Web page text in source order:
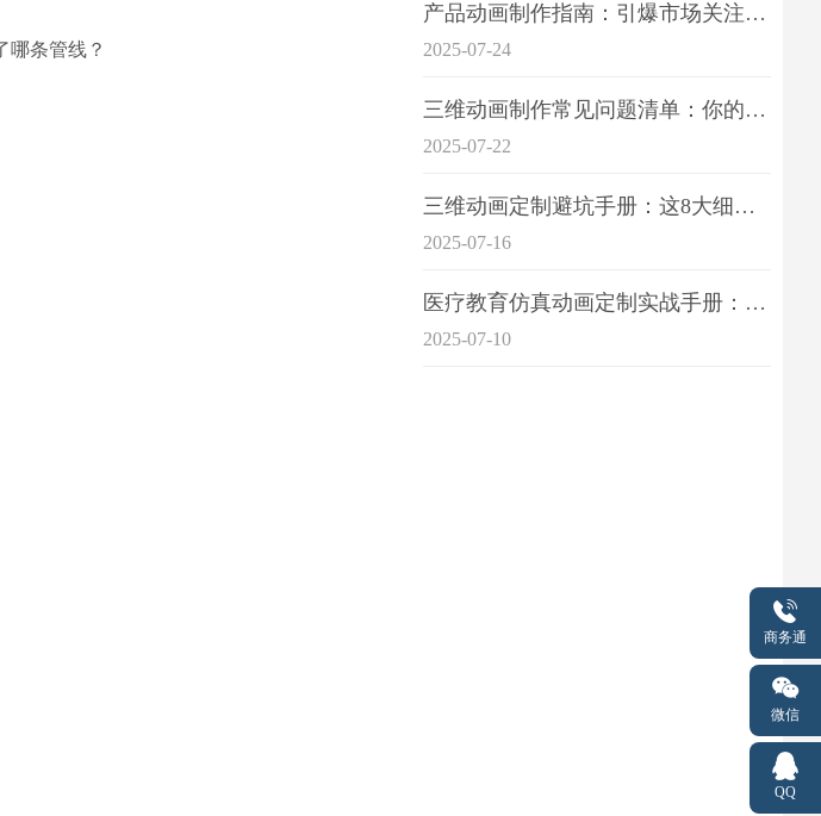
条管线？
产品动画制作指南：引爆市场关注的视觉引擎
2025-07-24
三维动画制作常见问题清单：你的项目是否踩中这6大技术雷区？
2025-07-22
三维动画定制避坑手册：这8大细节重点关注
2025-07-16
医疗教育仿真动画定制实战手册：击破传统医学教育7大痛点
2025-07-10
商务通
微信
QQ